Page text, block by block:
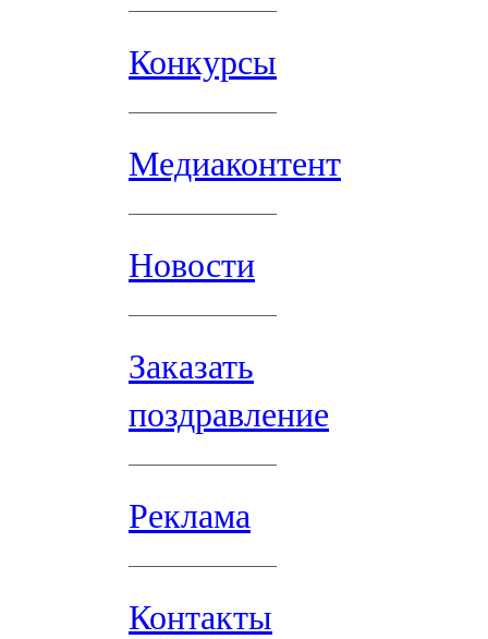
Конкурсы
Медиаконтент
Новости
Заказать
поздравление
Реклама
Контакты